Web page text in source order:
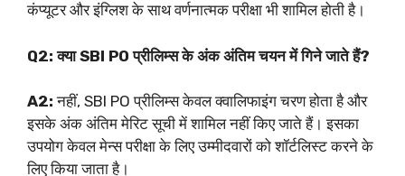
कंप्यूटर और इंग्लिश के साथ वर्णनात्मक परीक्षा भी शामिल होती है।
Q2: क्या SBI PO प्रीलिम्स के अंक अंतिम चयन में गिने जाते हैं?
A2: नहीं, SBI PO प्रीलिम्स केवल क्वालिफाइंग चरण होता है और
इसके अंक अंतिम मेरिट सूची में शामिल नहीं किए जाते हैं। इसका
उपयोग केवल मेन्स परीक्षा के लिए उम्मीदवारों को शॉर्टलिस्ट करने के
लिए किया जाता है।